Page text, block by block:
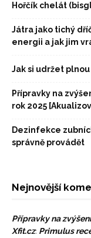
Hořčík chelát
Játra jako tichý
energii a jak jim
Jak si udržet
Přípravky na
rok 2025
Dezinfekce
správně provádět
Nejnovější
Přípravky na
Xfit.cz: Primulus